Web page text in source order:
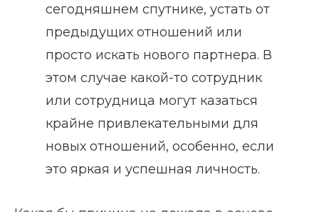
сегодняшнем спутнике, устать от
предыдущих отношений или
просто искать нового партнера. В
этом случае какой-то сотрудник
или сотрудница могут казаться
крайне привлекательными для
новых отношений, особенно, если
это яркая и успешная личность.